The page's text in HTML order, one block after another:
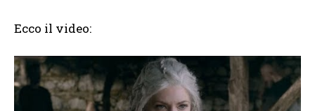
Ecco il video: